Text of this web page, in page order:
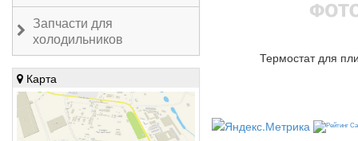
Запчасти для
холодильников
Карта
Термостат для